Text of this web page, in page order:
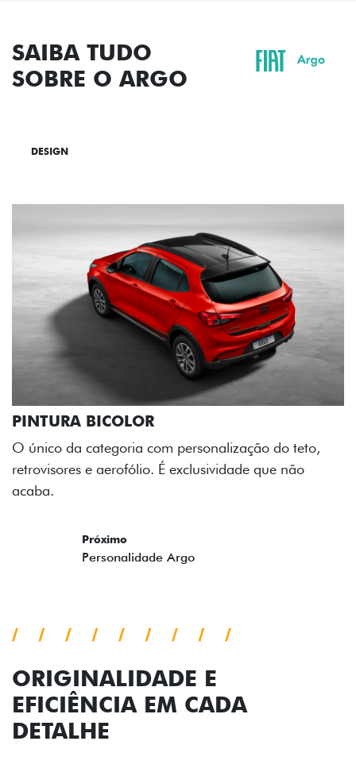
SAIBA TUDO
SOBRE O ARGO
DESIGN
com personalização do teto,
É exclusividade que não
ORIGINALIDADE E
EFICIÊNCIA EM CADA
DETALHE